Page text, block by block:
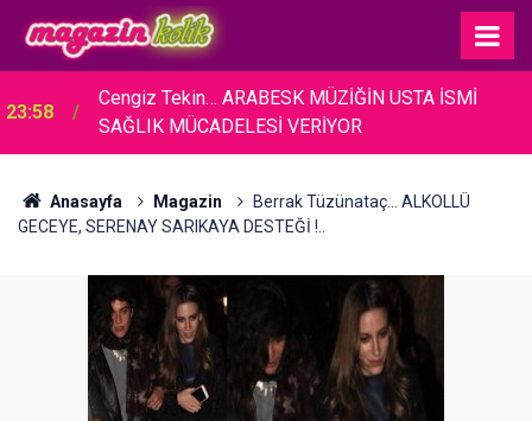
23:17 Cansever... HAYATINI KAYBETTİ!
Anasayfa Magazin
Berrak Tüzünataç... ALKOLLÜ
GECEYE, SERENAY SARIKAYA DESTEĞİ !..